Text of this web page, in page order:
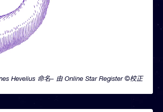
Hevelius 命名– 由 Online Star Register ©校正